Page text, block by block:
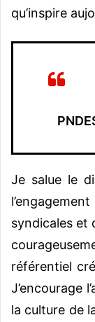
qu’inspire
Je salue le
syndicales et
référentiel
J’encourage
la culture de